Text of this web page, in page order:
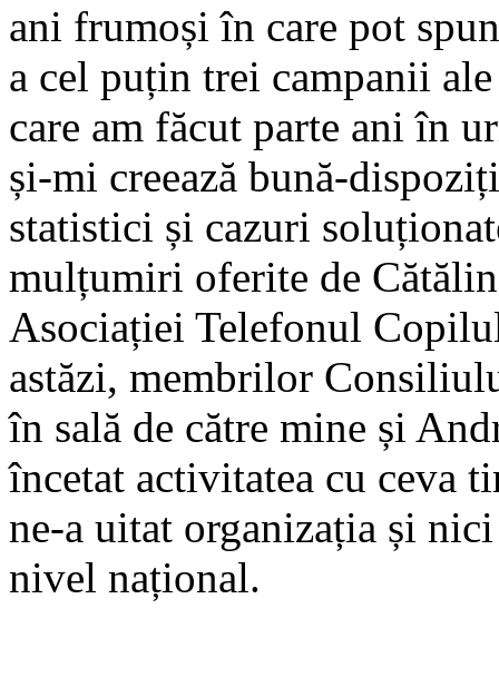
ani frumoși în care pot
a cel puțin trei campanii
care am făcut parte ani în
și-mi creează bună-
statistici și cazuri
mulțumiri oferite de
Asociației Telefonul
astăzi, membrilor
în sală de către mine și
încetat activitatea cu ceva
ne-a uitat organizația și
nivel național.